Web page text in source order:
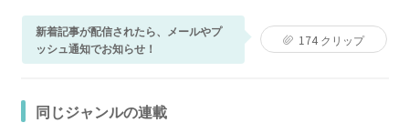
新着記事が配信されたら、メールやプ
ッシュ通知でお知らせ！
174 クリップ
同じジャンルの連載